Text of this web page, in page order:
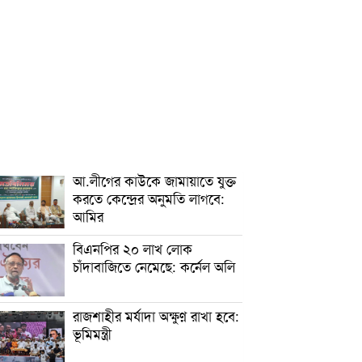
আ.লীগের কাউকে জামায়াতে যুক্ত
করতে কেন্দ্রের অনুমতি লাগবে:
আমির
বিএনপির ২০ লাখ লোক
চাঁদাবাজিতে নেমেছে: কর্নেল অলি
রাজশাহীর মর্যাদা অক্ষুণ্ন রাখা হবে:
ভূমিমন্ত্রী